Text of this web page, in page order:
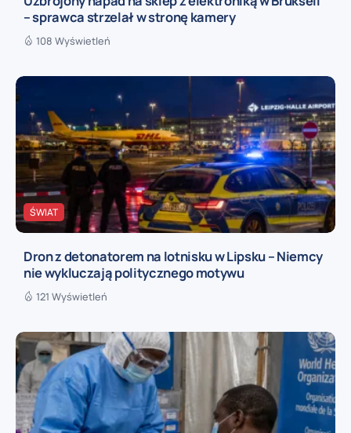
– sprawca strzelał w stronę kamery
108 Wyświetleń
ŚWIAT
Dron z detonatorem na lotnisku w Lipsku – Niemcy
nie wykluczają politycznego motywu
121 Wyświetleń